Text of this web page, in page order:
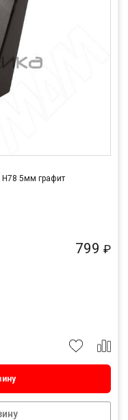
5мм графит
799 ₽